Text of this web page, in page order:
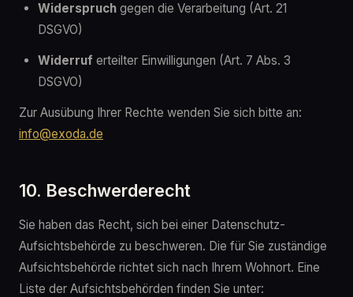
Widerspruch gegen die Verarbeitung (Art. 21
DSGVO)
Widerruf erteilter Einwilligungen (Art. 7 Abs. 3
DSGVO)
Zur Ausübung Ihrer Rechte wenden Sie sich bitte an:
info@exoda.de
10. Beschwerderecht
Sie haben das Recht, sich bei einer Datenschutz-
Aufsichtsbehörde zu beschweren. Die für Sie zuständige
Aufsichtsbehörde richtet sich nach Ihrem Wohnort. Eine
Liste der Aufsichtsbehörden finden Sie unter: